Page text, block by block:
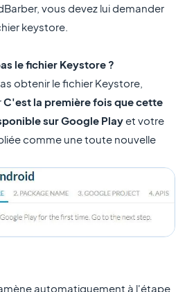
vous devez lui demander
keystore.
le fichier Keystore ?
obtenir le fichier Keystore,
C'est la première fois que cette
sur Google Playet votre
comme une toute nouvelle
automatiquement à l'étape